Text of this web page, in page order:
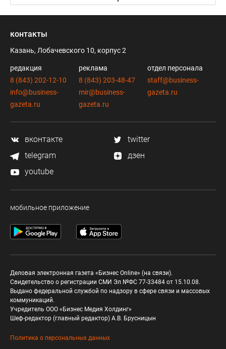
контакты
Казань, Лобачевского 10, корпус 2
редакция
8 (843) 202-12-10
info@business-
gazeta.ru
реклама
8 (843) 203-48-47
mir@business-
gazeta.ru
отдел персонала
staff@business-
gazeta.ru
вконтакте
twitter
telegram
дзен
youtube
мобильное приложение
Деловая электронная газета «Бизнес Online» (на связи).
Свидетельство о регистрации СМИ Эл №ФС 77-33484 от 15.10.08.
Выдано федеральной службой по надзору в сфере связи и массовых
коммуникаций.
Учредитель ООО «Бизнес Медия Холдинг»
Шеф-редактор (главный редактор) А.В. Брусницын
Политика о персональных данных